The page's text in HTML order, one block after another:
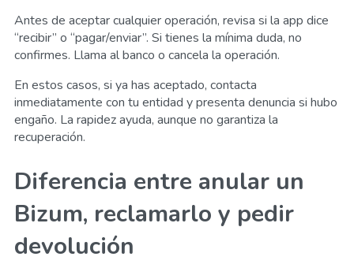
Antes de aceptar cualquier operación, revisa si la app dice
“recibir” o “pagar/enviar”. Si tienes la mínima duda, no
confirmes. Llama al banco o cancela la operación.
En estos casos, si ya has aceptado, contacta
inmediatamente con tu entidad y presenta denuncia si hubo
engaño. La rapidez ayuda, aunque no garantiza la
recuperación.
Diferencia entre anular un
Bizum, reclamarlo y pedir
devolución